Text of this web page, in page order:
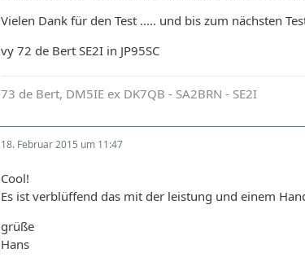
Vielen Dank für den Test ..... und bis zum nächsten
vy 72 de Bert SE2I in JP95SC
73 de Bert, DM5IE ex DK7QB - SA2BRN - SE2I
18. Februar 2015 um 11:47
Cool!
Es ist verblüffend das mit der leistung und einem
grüße
Hans